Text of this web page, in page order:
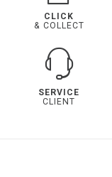
CLICK
& COLLECT
SERVICE
CLIENT